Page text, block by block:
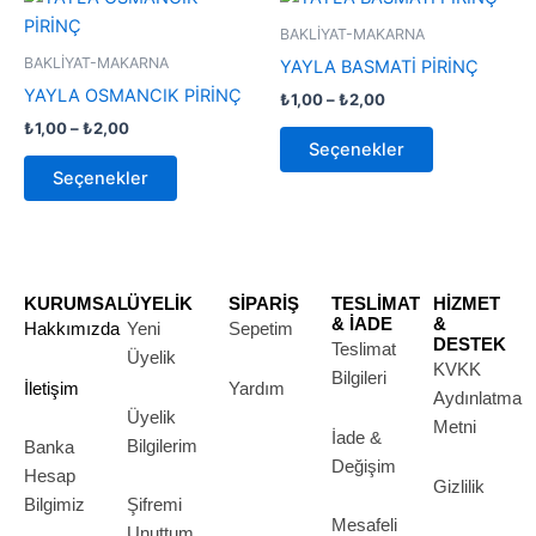
BAKLİYAT-MAKARNA
YAYLA OSMANCIK PİRİNÇ
₺1,00–₺2,00
₺2,00
Seçenekler
fazla
varyasyonu
ürün
BAKLİYAT-MAKARNA
YAYLA BASMATİ PİRİNÇ
₺1,00–₺2,00
₺1,00
₺2,00
Seçenekler
birden
Seçenekler
KURUMSAL
Hakkımızda
İletişim
Banka
Hesap
Bilgimiz
ÜYELİK
Yeni
Üyelik
Üyelik
Bilgilerim
Şifremi
SİPARİŞ
Sepetim
Yardım
TESLİMAT
& İADE
Teslimat
Bilgileri
İade &
Değişim
Mesafeli
HİZMET
&
DESTEK
KVKK
Aydınlatma
Metni
Gizlilik